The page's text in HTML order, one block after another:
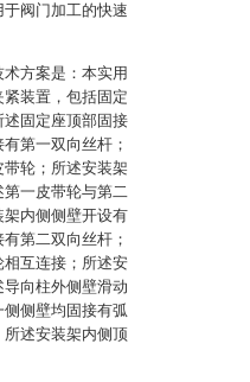
阀门加工的快速
方案是：本实用
装置，包括固定
固定座顶部固接
第一双向丝杆；
轮；所述安装架
一皮带轮与第二
内侧侧壁开设有
第二双向丝杆；
互连接；所述安
向柱外侧壁滑动
侧壁均固接有弧
述安装架内侧顶